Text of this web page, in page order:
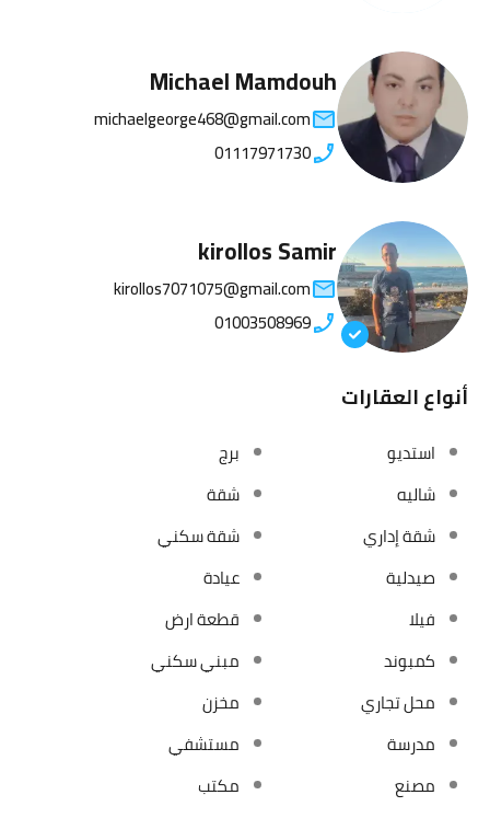
Michael Mamdouh
michaelgeorge468@gmail.com
01117971730
kirollos Samir
kirollos7071075@gmail.com
01003508969
أنواع العقارات
استديو
برج
شاليه
شقة
شقة إداري
شقة سكني
صيدلية
عيادة
فيلا
قطعة ارض
كمبوند
مبني سكني
محل تجاري
مخزن
مدرسة
مستشفي
مصنع
مكتب